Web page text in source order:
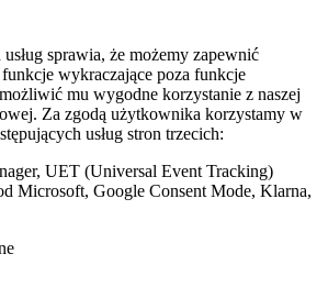
sprawia, że możemy zapewnić
wykraczające poza funkcje
mu wygodne korzystanie z naszej
Za zgodą użytkownika korzystamy w
usług stron trzecich:
UET (Universal Event Tracking)
Microsoft, Google Consent Mode, Klarna,